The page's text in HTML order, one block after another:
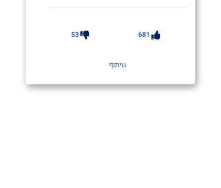
681
53
שיתוף